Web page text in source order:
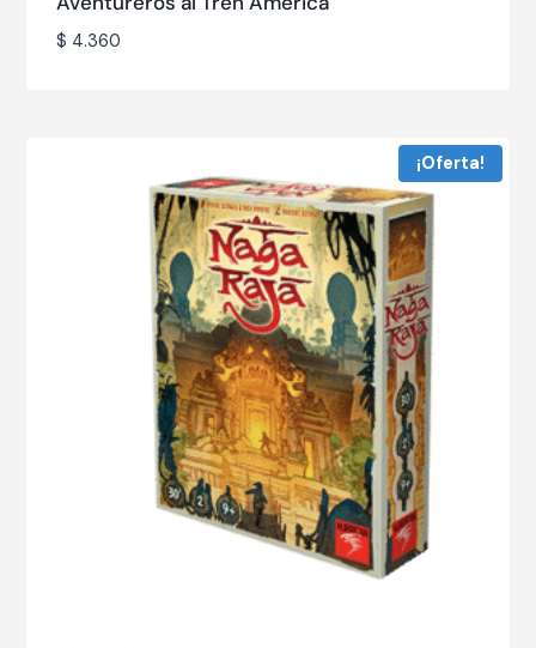
$ 4.360
¡Oferta!